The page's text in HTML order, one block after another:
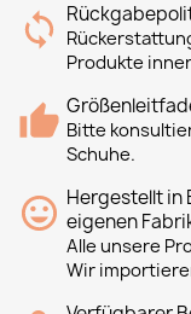
Produkte
Bitte
Schuhe.
Hergestellt in
eigenen
Alle unsere
Wir